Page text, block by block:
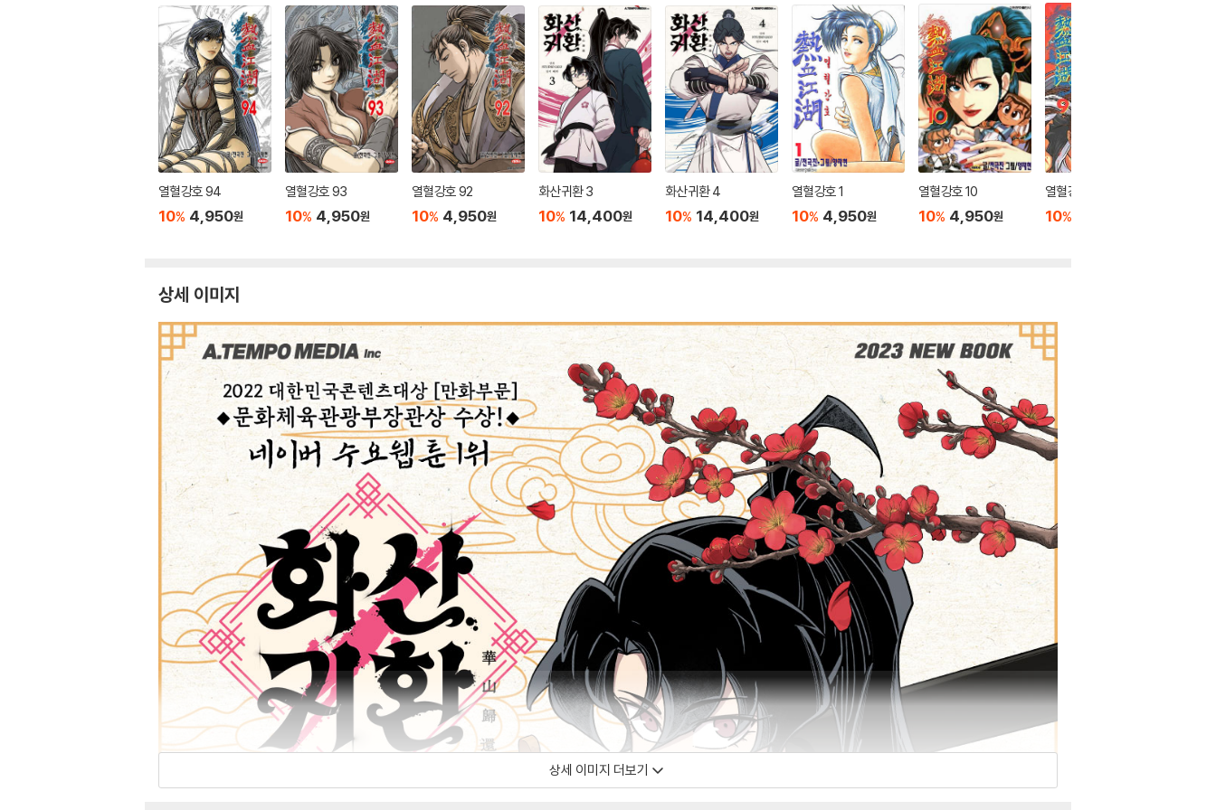
열혈강호 94
10% 4,950원
열혈강호 93
10% 4,950원
열혈강호 92
10% 4,950원
화산귀환 3
10% 14,400원
화산귀환 4
10% 14,400원
열혈강호 1
10% 4,950원
열혈강호 10
10% 4,950원
열혈강호 9
10%
상세 이미지
상세 이미지 더보기